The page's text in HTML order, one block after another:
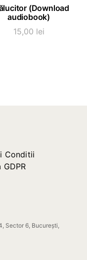
ADAUGĂ ÎN COȘ(Download
audiobook)
15,00 lei
Conditii
Sector 6, București,